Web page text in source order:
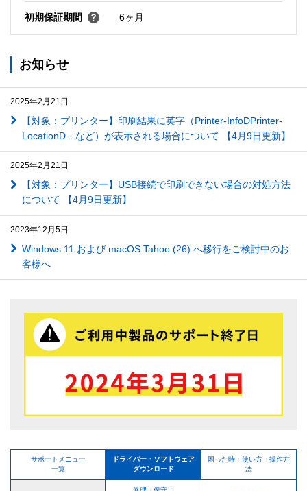
初期保証期間 6ヶ月
お知らせ
2025年2月21日
【対象：プリンター】印刷結果に英字（Printer-InfoDPrinter-
LocationD…など）が表示される場合について 【4月9日更新】
2025年2月21日
【対象：プリンター】USB接続で印刷できない場合の対処方法
について 【4月9日更新】
2023年12月5日
Windows 11 および macOS Tahoe (26) へ移行をご検討中のお
客様へ
サポートメニュー
一覧
ドライバー・ソフトウェア
ダウンロード
困った時・使い方・操作方
法